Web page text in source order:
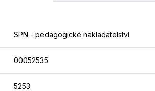
SPN - pedagogické nakladatelství
00052535
5253